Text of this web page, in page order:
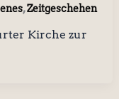
,Zeitgeschehen
Kirche zur